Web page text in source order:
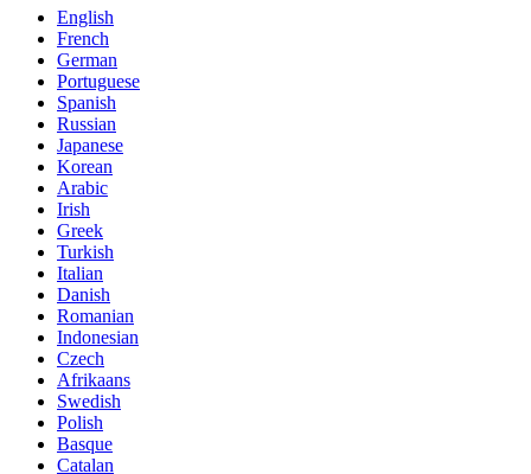
English
French
German
Portuguese
Spanish
Russian
Japanese
Korean
Arabic
Irish
Greek
Turkish
Italian
Danish
Romanian
Indonesian
Czech
Afrikaans
Swedish
Polish
Basque
Catalan